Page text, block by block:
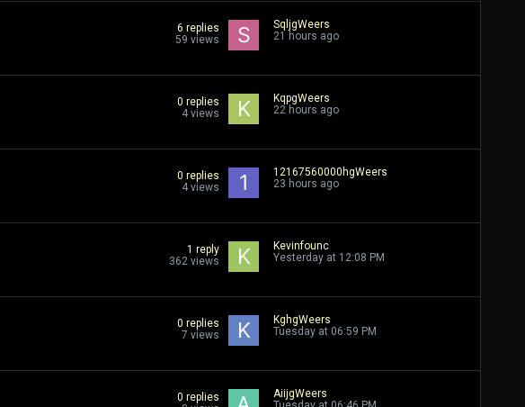
6 replies
59 views
SqljgWeers
21 hours ago
0 replies
4 views
KqpgWeers
22 hours ago
0 replies
4 views
12167560000hgWeers
23 hours ago
1 reply
362 views
Kevinfounc
Yesterday at 12:08 PM
0 replies
7 views
KghgWeers
Tuesday at 06:59 PM
0 replies
AiijgWeers